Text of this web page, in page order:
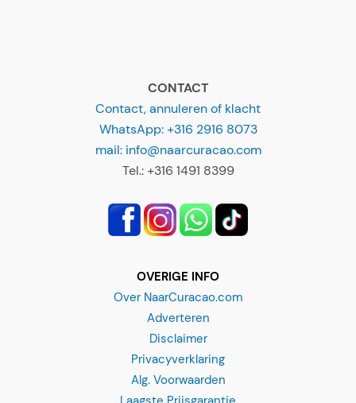
WhatsApp: +316 2916 8073
mail: info@naarcuracao.com
Tel.: +316 1491 8399
Alg. Voorwaarden
Laagste Prijsgarantie